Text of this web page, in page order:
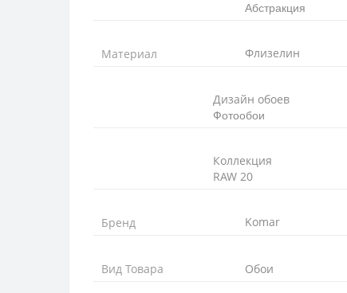
Абстракция
Материал Флизелин
Дизайн обоев
Фотообои
Коллекция
RAW 20
Бренд Komar
Вид Товара Обои